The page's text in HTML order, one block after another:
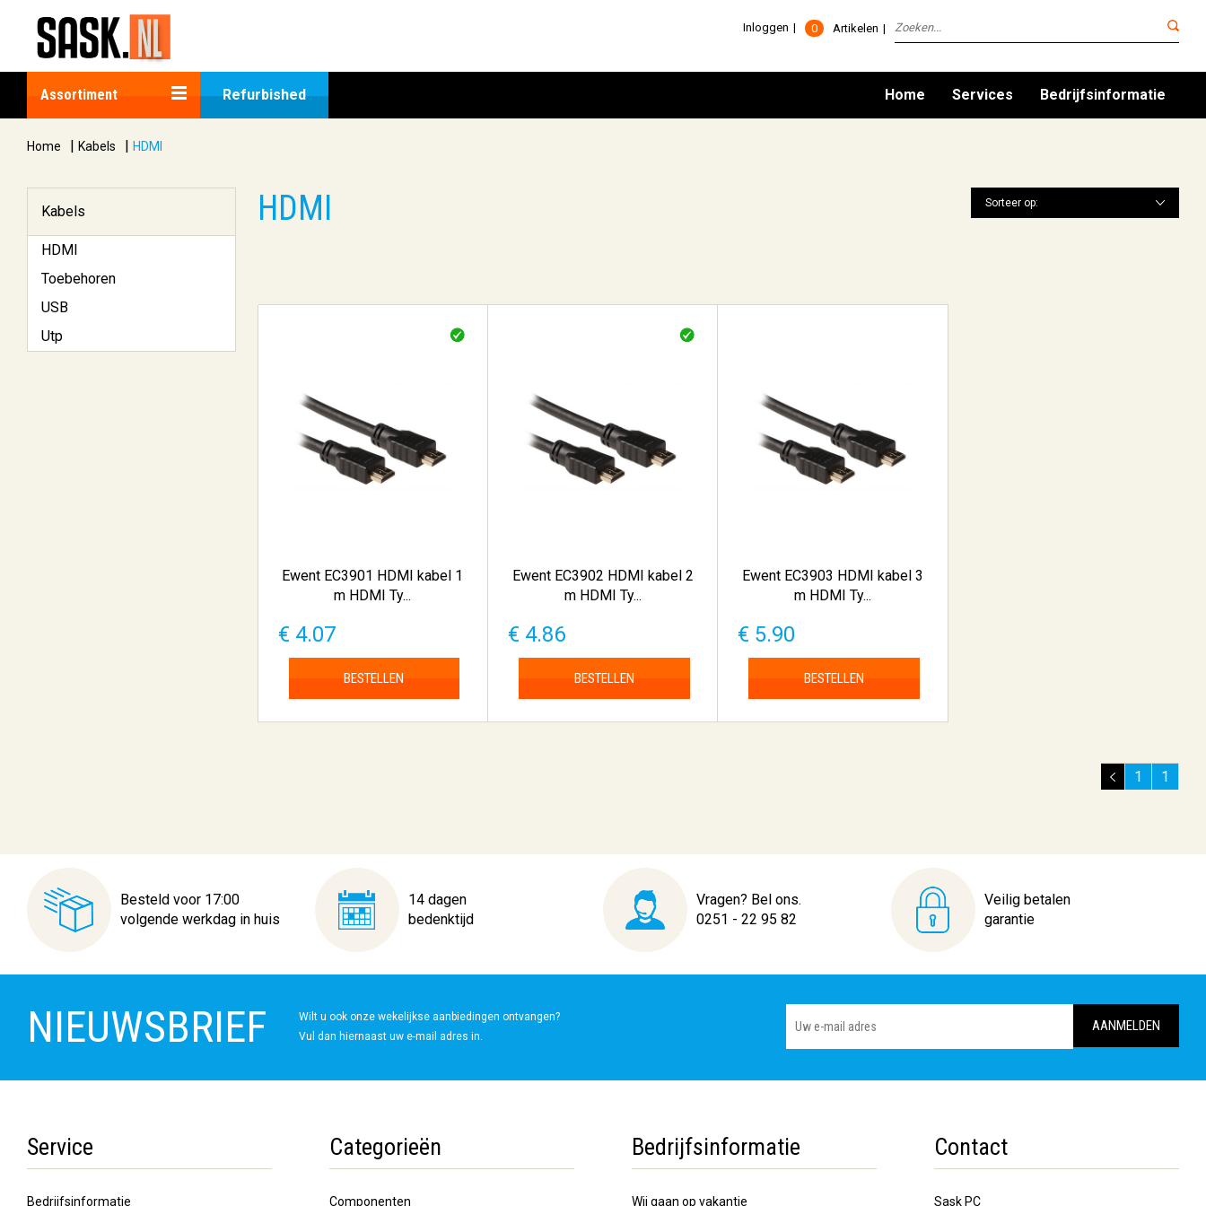
0 Artikelen
Inloggen
Assortiment Refurbished Home Services Bedrijfsinformatie
Home | Kabels | HDMI
Kabels
HDMI
Toebehoren
USB
Utp
Sorteer op:
HDMI
Ewent EC3901 HDMI kabel 1
m HDMI Ty...
€ 4.07
BESTELLEN
Ewent EC3902 HDMI kabel 2
m HDMI Ty...
€ 4.86
BESTELLEN
Ewent EC3903 HDMI kabel 3
m HDMI Ty...
€ 5.90
BESTELLEN
1 1
Besteld voor 17:00
volgende werkdag in huis
14 dagen
bedenktijd
Vragen? Bel ons.
0251 - 22 95 82
Veilig betalen
garantie
NIEUWSBRIEF
Wilt u ook onze wekelijkse aanbiedingen ontvangen?
Vul dan hiernaast uw e-mail adres in.
Service
Bedrijfsinformatie
Categorieën
Componenten
Bedrijfsinformatie
Wij gaan op vakantie
Contact
Sask PC